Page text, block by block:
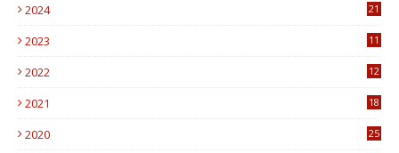
2024 21
2023
11
2022
12
2021
18
2020
25